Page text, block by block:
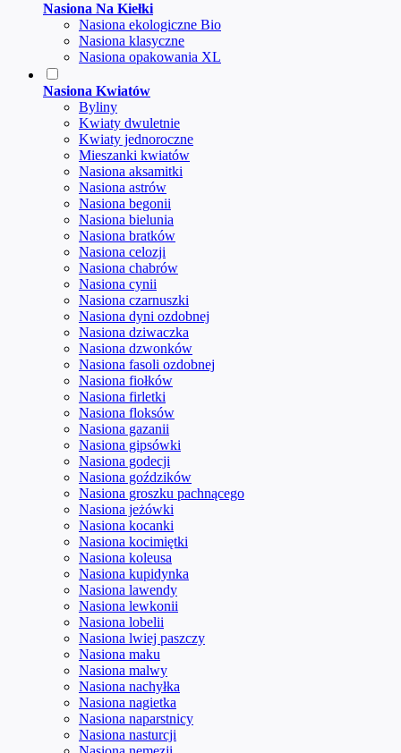
Nasiona Na Kiełki
Nasiona ekologiczne Bio
Nasiona klasyczne
Nasiona opakowania XL
Nasiona Kwiatów
Byliny
Kwiaty dwuletnie
Kwiaty jednoroczne
Mieszanki kwiatów
Nasiona aksamitki
Nasiona astrów
Nasiona begonii
Nasiona bielunia
Nasiona bratków
Nasiona celozji
Nasiona chabrów
Nasiona cynii
Nasiona czarnuszki
Nasiona dyni ozdobnej
Nasiona dziwaczka
Nasiona dzwonków
Nasiona fasoli ozdobnej
Nasiona fiołków
Nasiona firletki
Nasiona floksów
Nasiona gazanii
Nasiona gipsówki
Nasiona godecji
Nasiona goździków
Nasiona groszku pachnącego
Nasiona jeżówki
Nasiona kocanki
Nasiona kocimiętki
Nasiona koleusa
Nasiona kupidynka
Nasiona lawendy
Nasiona lewkonii
Nasiona lobelii
Nasiona lwiej paszczy
Nasiona maku
Nasiona malwy
Nasiona nachyłka
Nasiona nagietka
Nasiona naparstnicy
Nasiona nasturcji